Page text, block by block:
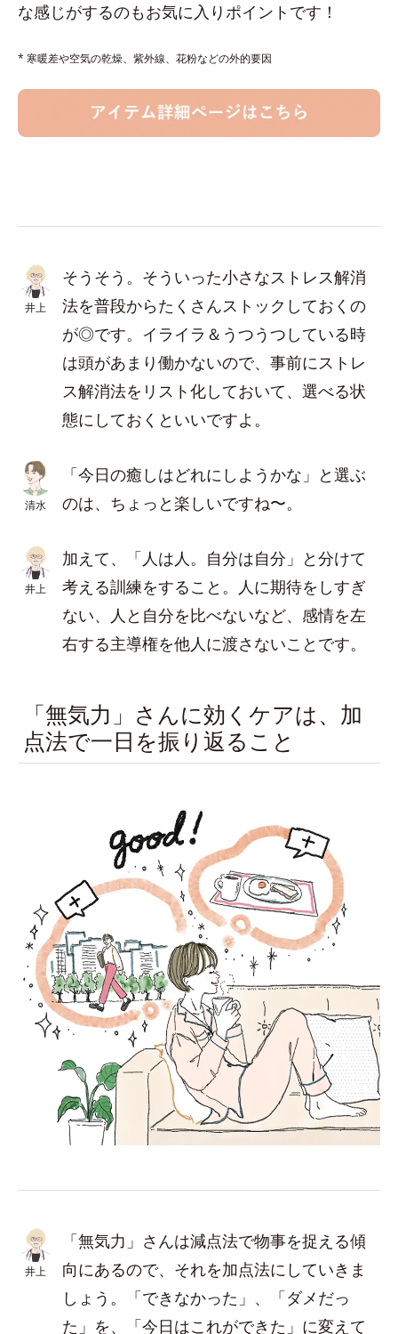
な感じがするのもお気に入りポイントです！
* 寒暖差や空気の乾燥、紫外線、花粉などの外的要因
井上
そうそう。そういった小さなストレス解消
法を普段からたくさんストックしておくの
が◎です。イライラ＆うつうつしている時
は頭があまり働かないので、事前にストレ
ス解消法をリスト化しておいて、選べる状
態にしておくといいですよ。
清水
「今日の癒しはどれにしようかな」と選ぶ
のは、ちょっと楽しいですね〜。
井上
加えて、「人は人。自分は自分」と分けて
考える訓練をすること。人に期待をしすぎ
ない、人と自分を比べないなど、感情を左
右する主導権を他人に渡さないことです。
「無気力」さんに効くケアは、加
点法で一日を振り返ること
井上
「無気力」さんは減点法で物事を捉える傾
向にあるので、それを加点法にしていきま
しょう。「できなかった」、「ダメだっ
た」を、「今日はこれができた」に変えて